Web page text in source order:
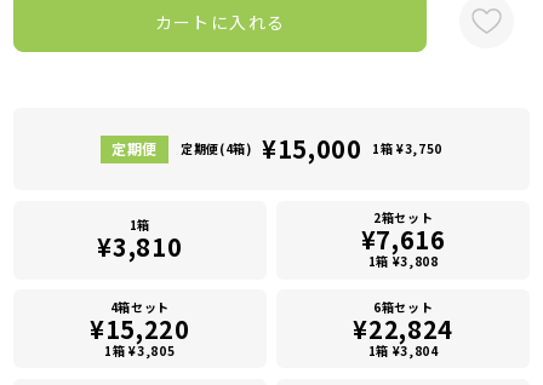
カートに入れる
定期便(4箱) ¥15,000 1箱 ¥3,750
1箱
¥3,810
2箱セット
¥7,616
1箱 ¥3,808
4箱セット
¥15,220
1箱 ¥3,805
6箱セット
¥22,824
1箱 ¥3,804